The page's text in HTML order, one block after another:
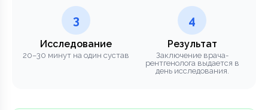
3
Исследование
20–30 минут на один сустав
4
Результат
Заключение врача-
рентгенолога выдается в
день исследования.